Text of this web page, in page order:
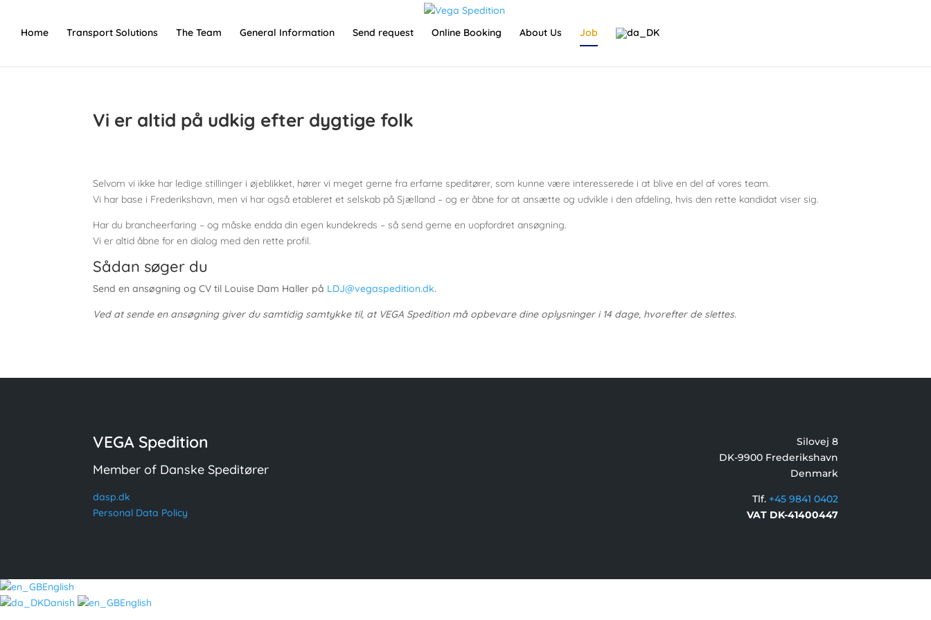
Home Transport Solutions The Team General Information Send request Online Booking About Us Job
Vi er altid på udkig efter dygtige folk
Selvom vi ikke har ledige stillinger i øjeblikket, hører vi meget gerne fra erfarne speditører, som kunne være interesserede i at blive en del af vores team.
Vi har base i Frederikshavn, men vi har også etableret et selskab på Sjælland – og er åbne for at ansætte og udvikle i den afdeling, hvis den rette kandidat viser sig.
Har du brancheerfaring – og måske endda din egen kundekreds – så send gerne en uopfordret ansøgning.
Vi er altid åbne for en dialog med den rette profil.
Sådan søger du
Send en ansøgning og CV til Louise Dam Haller på LDJ@vegaspedition.dk.
Ved at sende en ansøgning giver du samtidig samtykke til, at VEGA Spedition må opbevare dine oplysninger i 14 dage, hvorefter de slettes.
VEGA Spedition
Member of Danske Speditører
dasp.dk
Personal Data Policy
Silovej 8
DK-9900 Frederikshavn
Denmark
Tlf. +45 9841 0402
VAT DK-41400447
English
Danish
English